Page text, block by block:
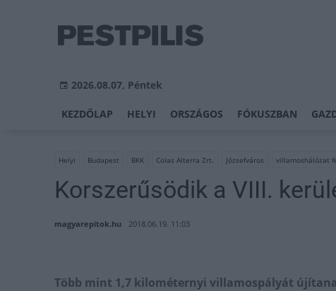
2026.08.07, Péntek
KEZDŐLAP HELYI ORSZÁGOS FÓKUSZBAN
Helyi Budapest BKK Colas Alterra Zrt. Józsefváros villamoshálózat
Korszerűsödik a VIII.
magyarepitok.hu 2018.06.19. 11:03
Több mint 1,7 kilométernyi villamospályát